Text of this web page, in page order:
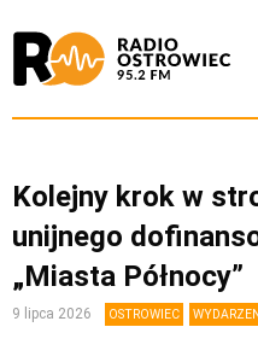
Kolejny krok w
unijnego
„Miasta Północy”
9 lipca 2026 OSTROWIEC